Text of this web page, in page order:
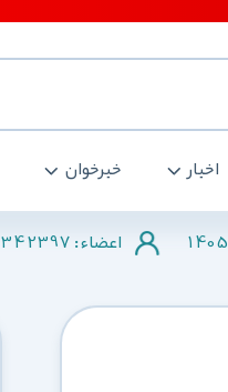
اخبار خبرخوان
اعضاء : 342397